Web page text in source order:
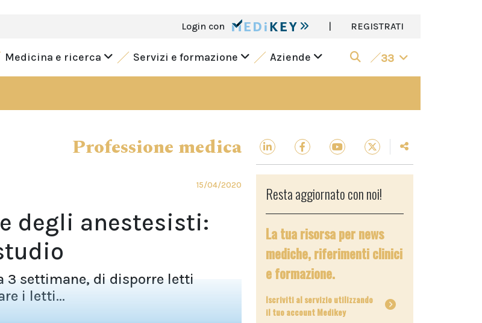
Login con | REGISTRATI
Medicina e ricerca Servizi e formazione Aziende 33
Professione medica
15/04/2020
degli anestesisti:
3 settimane, di disporre letti
i letti...
Resta aggiornato con noi!
La tua risorsa per news
mediche, riferimenti clinici
e formazione.
Iscriviti al servizio utilizzando
il tuo account Medikey